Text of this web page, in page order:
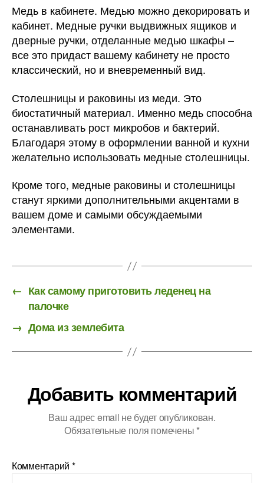
Медь в кабинете. Медью можно декорировать и
кабинет. Медные ручки выдвижных ящиков и
дверные ручки, отделанные медью шкафы –
все это придаст вашему кабинету не просто
классический, но и вневременный вид.
Столешницы и раковины из меди. Это
биостатичный материал. Именно медь способна
останавливать рост микробов и бактерий.
Благодаря этому в оформлении ванной и кухни
желательно использовать медные столешницы.
Кроме того, медные раковины и столешницы
станут яркими дополнительными акцентами в
вашем доме и самыми обсуждаемыми
элементами.
← Как самому приготовить леденец на
палочке
→ Дома из землебита
Добавить комментарий
Ваш адрес email не будет опубликован.
Обязательные поля помечены *
Комментарий *